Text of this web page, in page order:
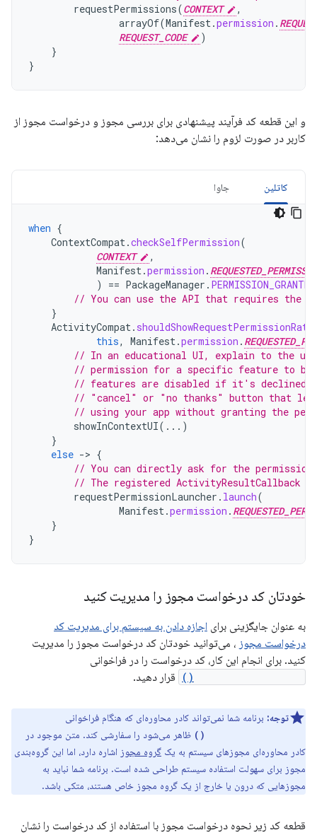
requestPermissions(CONTEXT
,
arrayOf(Manifest.permission .
REQUEST_CODE
)
}
}
و این قطعه کد فرآیند پیشنهادی برای بررسی مجوز و درخواست مجوز از
کاربر در صورت لزوم را نشان می‌دهد:
کاتلین جاوا
when {
ContextCompat.checkSelfPermission(
CONTEXT
,
Manifest.permission .
)
== PackageManager . PERMISSION_GRANTED
// You can use the API that requires the
}
ActivityCompat.
this, Manifest.permission .
// In an educational UI, explain to the
// permission for a specific feature to
// features are disabled if it's
// "cancel" or "no thanks" button that
// using your app without granting the
showInContextUI(...)
}
else -> {
// You can directly ask for the
// The registered ActivityResultCallback
requestPermissionLauncher . launch(
Manifest.permission .
}
}
خودتان کد درخواست مجوز را مدیریت کنید
به عنوان جایگزینی برای اجازه دادن به سیستم برای مدیریت کد
درخواست مجوز ، می‌توانید خودتان کد درخواست مجوز را مدیریت
کنید. برای انجام این کار، کد درخواست را در فراخوانی
قرار دهید.
توجه: برنامه شما نمی‌تواند کادر محاوره‌ای که هنگام فراخوانی
ظاهر می‌شود را سفارشی کند. متن موجود در
کادر محاوره‌ای مجوزهای سیستم به یک گروه مجوز اشاره دارد، اما این گروه‌بندی
مجوز برای سهولت استفاده سیستم طراحی شده است. برنامه شما نباید به
مجوزهایی که درون یا خارج از یک گروه مجوز خاص هستند، متکی باشد.
قطعه کد زیر نحوه درخواست مجوز با استفاده از کد درخواست را نشان